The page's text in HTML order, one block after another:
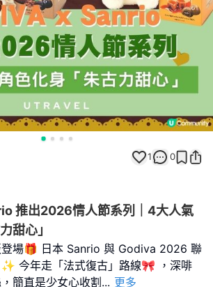
1 0
推出2026情人節系列｜4大人氣
甜心」
登場🎁 日本 Sanrio 與 Godiva 2026 聯
今年走「法式復古」路線🎀 ，深啡
簡直是少女心收割 ... 更多